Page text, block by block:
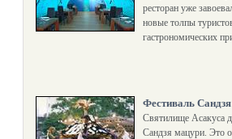
ресторан уже
новые толпы
гастрономических
Фестиваль
Святилище Асакуса
Сандзя мацури. Это